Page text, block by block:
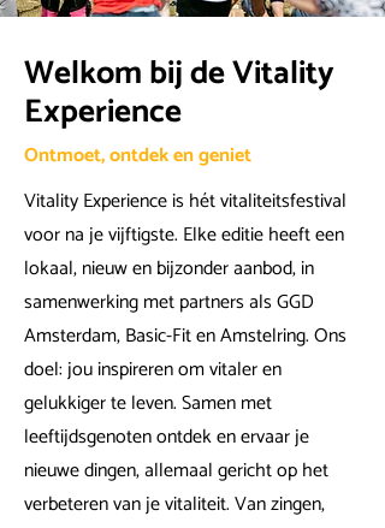
Welkom bij de Vitality
Experience
Ontmoet, ontdek en geniet
Vitality Experience is hét vitaliteitsfestival
voor na je vijftigste. Elke editie heeft een
lokaal, nieuw en bijzonder aanbod, in
samenwerking met partners als GGD
Amsterdam, Basic-Fit en Amstelring. Ons
doel: jou inspireren om vitaler en
gelukkiger te leven. Samen met
leeftijdsgenoten ontdek en ervaar je
nieuwe dingen, allemaal gericht op het
verbeteren van je vitaliteit. Van zingen,